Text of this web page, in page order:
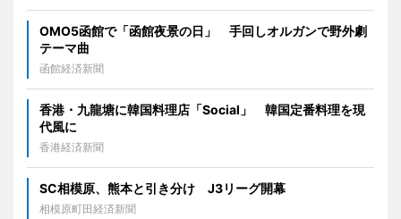
OMO5函館で「函館夜景の日」 手回しオルガンで野外劇
テーマ曲
函館経済新聞
香港・九龍塘に韓国料理店「Social」 韓国定番料理を現
代風に
香港経済新聞
SC相模原、熊本と引き分け J3リーグ開幕
相模原町田経済新聞